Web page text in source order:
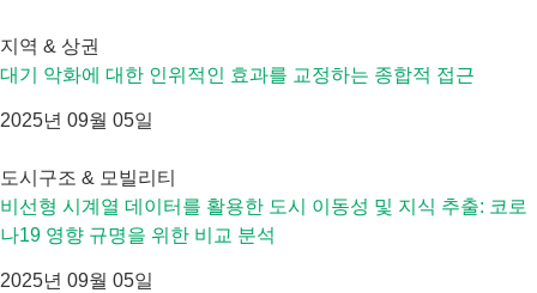
지역 & 상권
대기 악화에 대한 인위적인 효과를 교정하는 종합적 접근
2025년 09월 05일
도시구조 & 모빌리티
비선형 시계열 데이터를 활용한 도시 이동성 및 지식 추출: 코로
나19 영향 규명을 위한 비교 분석
2025년 09월 05일